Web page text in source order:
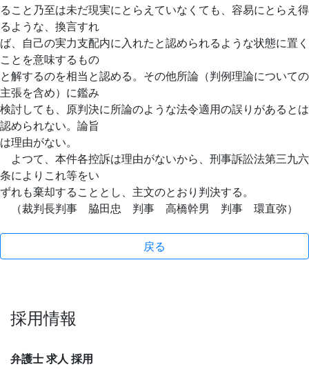
ること乃至は未だ現実にとらえていなくても、容易にとらえ得
るような、換言すれ
ば、自己の実力支配内に入れたと認められるような状態に置く
ことを意味するもの
と解するのを相当と認める。その他所論（判例理論についての
主張を含め）に鑑み
検討しても、原判決に所論のような法令適用の誤りがあるとは
認められない。論旨
は理由がない。
よつて、本件各控訴は理由がないから、刑事訴訟法第三九六
条によりこれ等をい
ずれも棄却することとし、主文のとおり判決する。
（裁判長判事 脇田忠 判事 高橋幹男 判事 環直弥）
戻る
採用情報
弁護士 求人 採用